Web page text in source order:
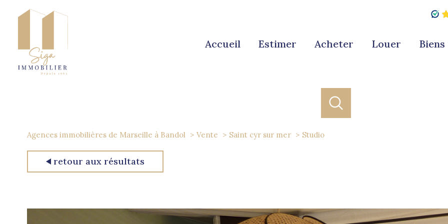
accueil estimer acheter louer
acheter
Studio 83270 - Saint-Cyr-sur-Mer
Agences immobilières de Marseille à Bandol Vente Saint cyr sur mer Studio
retour aux résultats